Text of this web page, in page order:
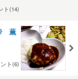
ト(14)
薫
ト(6)